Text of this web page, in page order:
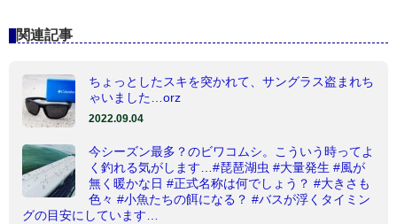
関連記事
ちょっとしたスキを突かれて、サングラス盗まれち
ゃいました…orz
2022.09.04
今シーズン最多？のビワコムシ。こういう時ってよ
く釣れる気がします…#琵琶湖虫 #大量発生 #風が
無く暖かな日 #正式名称は何でしょう？ #大きさも
色々 #小魚たちの餌になる？ #バスが浮くタイミン
グの目安にしています…